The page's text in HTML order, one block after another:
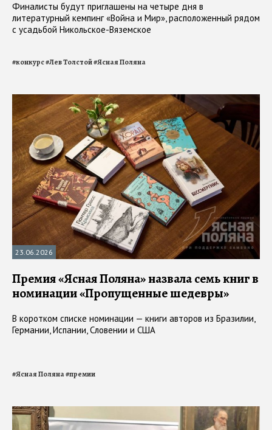
Финалисты будут приглашены на четыре дня в
литературный кемпинг «Война и Мир», расположенный рядом
с усадьбой Никольское-Вяземское
#конкурс#Лев Толстой#Ясная Поляна
23.06.2026
Премия «Ясная Поляна» назвала семь книг в
номинации «Пропущенные шедевры»
В коротком списке номинации — книги авторов из Бразилии,
Германии, Испании, Словении и США
#Ясная Поляна#премии